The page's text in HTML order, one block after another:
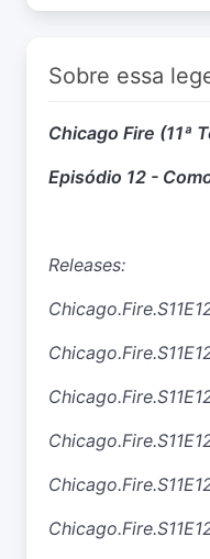
Sobre essa
Chicago Fire (11ª
Episódio 12 -
Releases: